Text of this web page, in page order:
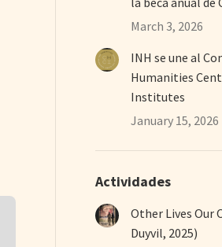
March 3, 2026
INH se une al
Humanities
Institutes
January 15, 2026
Actividades
Other Lives Our
Duyvil, 2025)